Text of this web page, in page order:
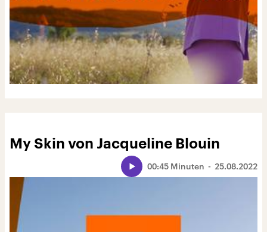
My Skin von Jacqueline Blouin
25.08.2022
00:45 Minuten